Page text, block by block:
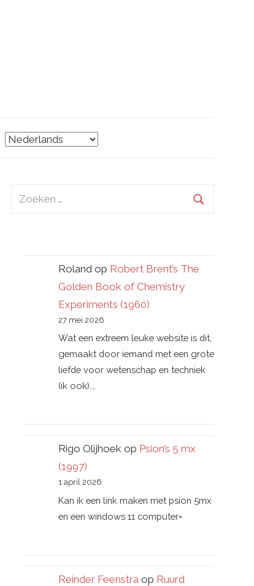
Zoeken
Roland op Robert Brent’s The
Golden Book of Chemistry
Experiments (1960)
27 mei 2026
Wat een extreem leuke website is dit,
gemaakt door iemand met een grote
liefde voor wetenschap en techniek
(ik ook).…
Rigo Olijhoekop Psion’s 5 mx
(1997)
1 april 2026
Kan ik een link maken met psion 5mx
en een windows 11 computer=
Reinder Feenstra op Ruurd